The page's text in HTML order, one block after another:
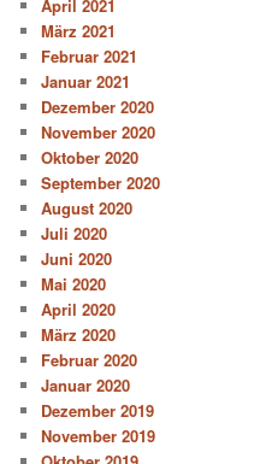
April 2021
März 2021
Februar 2021
Januar 2021
Dezember 2020
November 2020
Oktober 2020
September 2020
August 2020
Juli 2020
Juni 2020
Mai 2020
April 2020
März 2020
Februar 2020
Januar 2020
Dezember 2019
November 2019